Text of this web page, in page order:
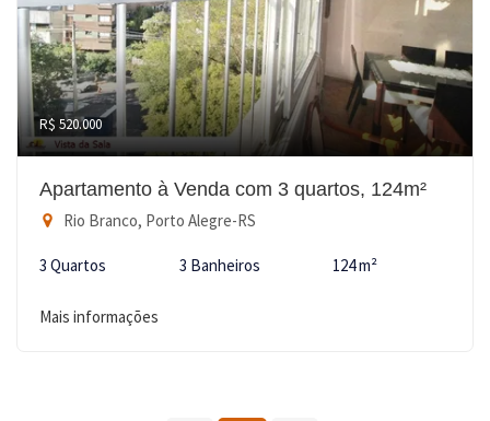
R$ 520.000
Apartamento à Venda com 3 quartos, 124m²
Rio Branco, Porto Alegre-RS
3 Quartos 3 Banheiros 124 m²
Mais informações